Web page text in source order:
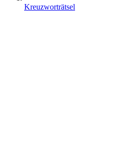
Kreuzworträtsel